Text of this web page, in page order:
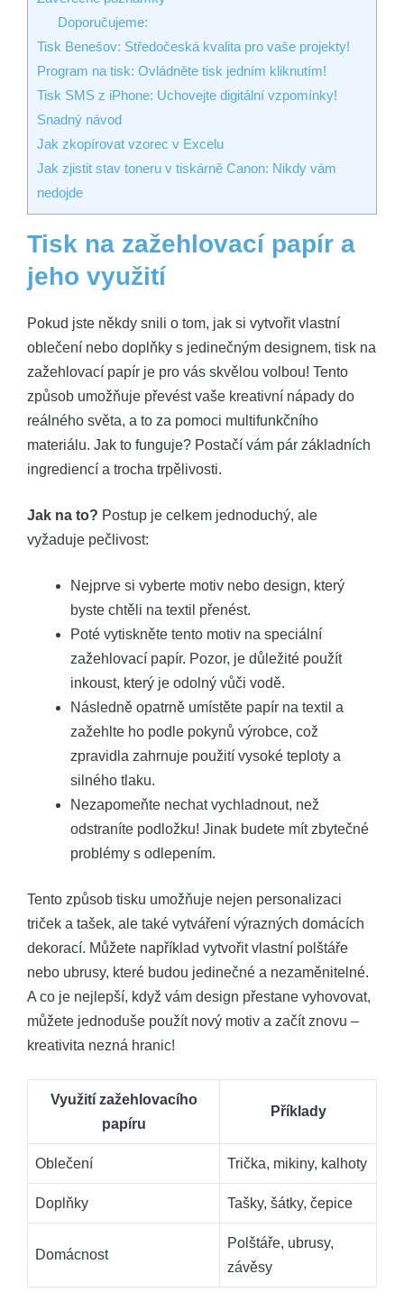
Doporučujeme:
Tisk Benešov: Středočeská kvalita pro vaše projekty!
Program na tisk: Ovládněte tisk jedním kliknutím!
Tisk SMS z iPhone: Uchovejte digitální vzpomínky!
Snadný návod
Jak zkopírovat vzorec v Excelu
Jak zjistit stav toneru v tiskárně Canon: Nikdy vám
nedojde
Tisk na zažehlovací papír a
jeho využití
Pokud jste někdy snili o tom, jak si vytvořit vlastní
oblečení nebo doplňky s jedinečným designem, tisk na
zažehlovací papír je pro vás skvělou volbou! Tento
způsob umožňuje převést vaše kreativní nápady do
reálného světa, a to za pomoci multifunkčního
materiálu. Jak to funguje? Postačí vám pár základních
ingrediencí a trocha trpělivosti.
Jak na to? Postup je celkem jednoduchý, ale
vyžaduje pečlivost:
Nejprve si vyberte motiv nebo design, který
byste chtěli na textil přenést.
Poté vytiskněte tento motiv na speciální
zažehlovací papír. Pozor, je důležité použít
inkoust, který je odolný vůči vodě.
Následně opatrně umístěte papír na textil a
zažehlte ho podle pokynů výrobce, což
zpravidla zahrnuje použití vysoké teploty a
silného tlaku.
Nezapomeňte nechat vychladnout, než
odstraníte podložku! Jinak budete mít zbytečné
problémy s odlepením.
Tento způsob tisku umožňuje nejen personalizaci
triček a tašek, ale také vytváření výrazných domácích
dekorací. Můžete například vytvořit vlastní polštáře
nebo ubrusy, které budou jedinečné a nezaměnitelné.
A co je nejlepší, když vám design přestane vyhovovat,
můžete jednoduše použít nový motiv a začít znovu –
kreativita nezná hranic!
Využití zažehlovacího
papíru
Příklady
Oblečení Trička, mikiny, kalhoty
Doplňky Tašky, šátky, čepice
Domácnost
Polštáře, ubrusy,
závěsy